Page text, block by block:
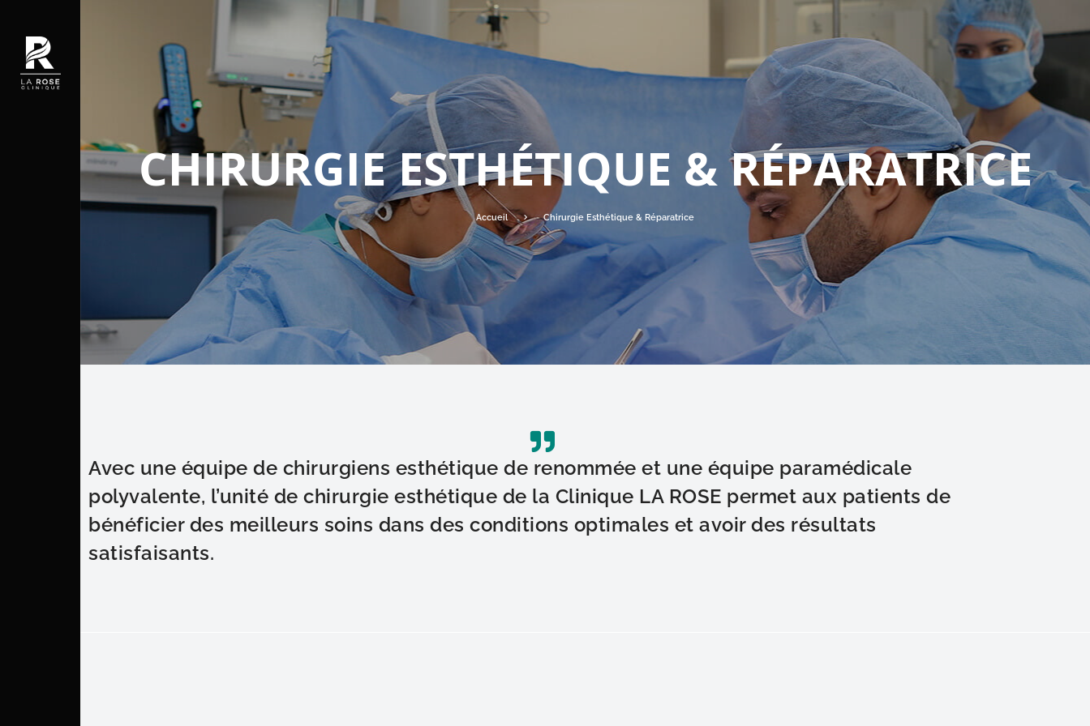
CHIRURGIE ESTHÉTIQUE & RÉPARATRICE
Accueil Chirurgie Esthétique & Réparatrice
Avec une équipe de chirurgiens esthétique de renommée et une équipe paramédicale
polyvalente, l’unité de chirurgie esthétique de la Clinique LA ROSE permet aux patients de
bénéficier des meilleurs soins dans des conditions optimales et avoir des résultats
satisfaisants.